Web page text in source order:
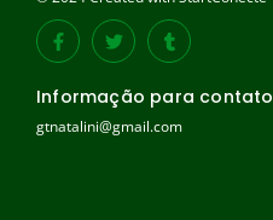
Informação para contato
gtnatalini@gmail.com